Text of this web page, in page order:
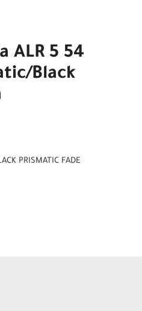
ALR 5 54
Black
PRISMATIC FADE